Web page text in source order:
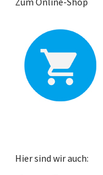
Hier sind wir auch: